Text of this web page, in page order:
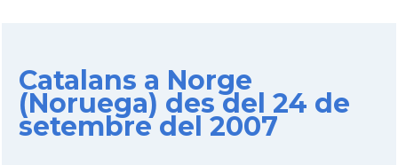
Catalans a Norge
(Noruega) des del 24 de
setembre del 2007